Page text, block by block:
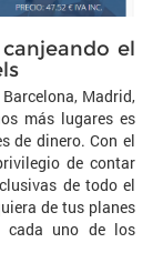
el
Madrid,
más lugares es
de dinero. Con el
de contar
de todo el
de tus planes
cada uno de los